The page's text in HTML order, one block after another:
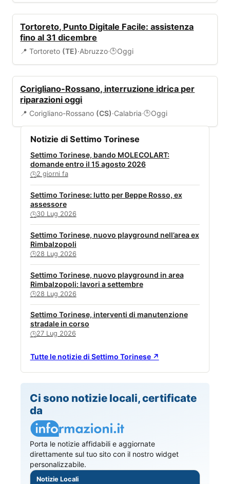
Tortoreto, Punto Digitale Facile: assistenza
fino al 31 dicembre
📍 Tortoreto (TE)·Abruzzo·🕒Oggi
Corigliano-Rossano, interruzione idrica per
riparazioni oggi
📍 Corigliano-Rossano (CS)·Calabria·🕒Oggi
Notizie di Settimo Torinese
Settimo Torinese, bando MOLECOLART:
domande entro il 15 agosto 2026
🕒2 giorni fa
Settimo Torinese: lutto per Beppe Rosso, ex
assessore
🕒30 Lug 2026
Settimo Torinese, nuovo playground nell’area ex
Rimbalzopoli
🕒28 Lug 2026
Settimo Torinese, nuovo playground in area
Rimbalzopoli: lavori a settembre
🕒28 Lug 2026
Settimo Torinese, interventi di manutenzione
stradale in corso
🕒27 Lug 2026
Tutte le notizie di Settimo Torinese ↗
Ci sono notizie locali, certificate
da
Porta le notizie affidabili e aggiornate
direttamente sul tuo sito con il nostro widget
personalizzabile.
Notizie Locali